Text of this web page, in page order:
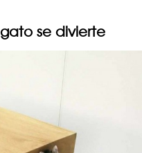
se divierte